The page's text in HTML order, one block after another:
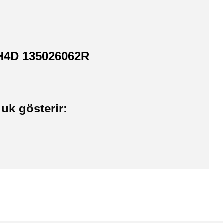
135026062R
gösterir: